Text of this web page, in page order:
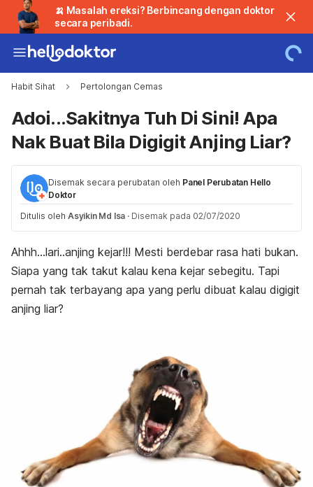
🍌 Masalah ereksi? Berbincang dengan doktor
secara peribadi.
Habit Sihat Pertolongan Cemas
Adoi...Sakitnya Tuh Di Sini! Apa
Nak Buat Bila Digigit Anjing Liar?
Disemak secara perubatan oleh Panel Perubatan Hello
Doktor
Ditulis oleh Asyikin Md Isa · Disemak pada 02/07/2020
Ahhh…lari..anjing kejar!!! Mesti berdebar rasa hati bukan.
Siapa yang tak takut kalau kena kejar sebegitu. Tapi
pernah tak terbayang apa yang perlu dibuat kalau digigit
anjing liar?